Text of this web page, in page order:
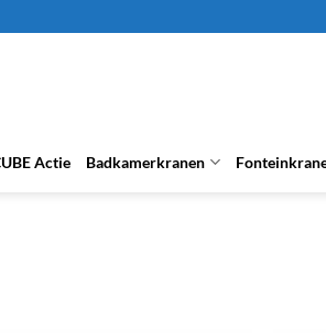
Actie Badkamerkranen